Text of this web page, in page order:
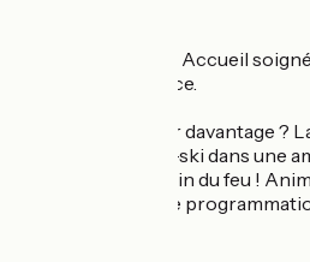
Service dès 11h30. Accueil
efficacité du service.
Envie d’en profiter davantage ?
accueille à l’après-ski dans une
extérieur ou au coin du feu !
Suivez toute notre